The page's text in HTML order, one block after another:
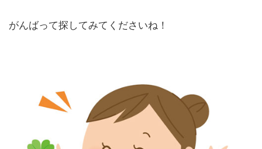
がんばって探してみてくださいね！